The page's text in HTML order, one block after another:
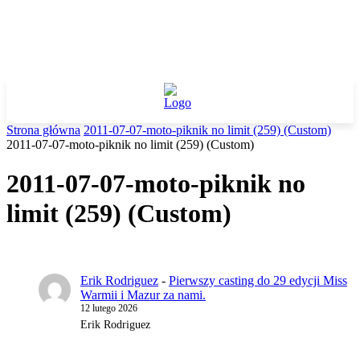
Strona główna 2011-07-07-moto-piknik no limit (259) (Custom)
2011-07-07-moto-piknik no limit (259) (Custom)
2011-07-07-moto-piknik no
limit (259) (Custom)
Erik Rodriguez - Pierwszy casting do 29 edycji Miss
Warmii i Mazur za nami.
12 lutego 2026
Erik Rodriguez